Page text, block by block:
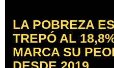
LA POBREZA
TREPÓ AL
MARCA SU